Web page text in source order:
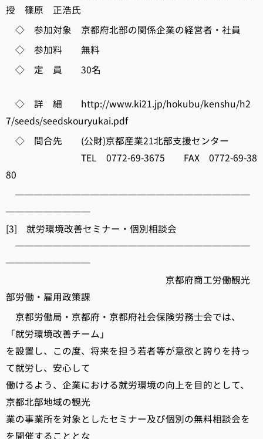
授 篠原 正浩氏
◇ 参加対象 京都府北部の関係企業の経営者・社員
◇ 参加料 無料
◇ 定 員 30名
◇ 詳 細 http://www.ki21.jp/hokubu/kenshu/h2
7/seeds/seedskouryukai.pdf
◇ 問合先 (公財)京都産業21北部支援センター
TEL 0772-69-3675 FAX 0772-69-38
80
─────────────────────────
─────────
[3] 就労環境改善セミナー・個別相談会
─────────────────────────
─────────
京都府商工労働観光
部労働・雇用政策課
京都労働局・京都府・京都府社会保険労務士会では、
「就労環境改善チーム」
を設置し、この度、将来を担う若者等が意欲と誇りを持っ
て就労し、安心して
働けるよう、企業における就労環境の向上を目的として、
京都北部地域の観光
業の事業所を対象としたセミナー及び個別の無料相談会を
を開催することとな